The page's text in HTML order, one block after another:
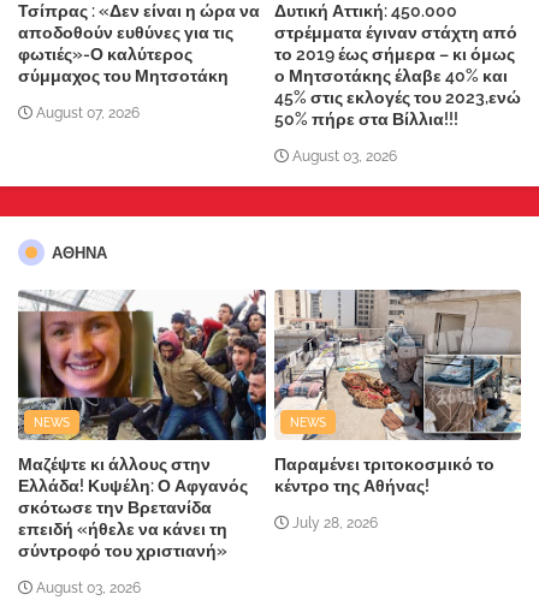
Τσίπρας : «Δεν είναι η ώρα να
αποδοθούν ευθύνες για τις
φωτιές»-Ο καλύτερος
σύμμαχος του Μητσοτάκη
August 07, 2026
Δυτική Αττική: 450.000
στρέμματα έγιναν στάχτη από
το 2019 έως σήμερα – κι όμως
ο Μητσοτάκης έλαβε 40% και
45% στις εκλογές του 2023,ενώ
50% πήρε στα Βίλλια!!!
August 03, 2026
ΑΘΗΝΑ
NEWS
Μαζέψτε κι άλλους στην
Ελλάδα! Κυψέλη: Ο Αφγανός
σκότωσε την Βρετανίδα
επειδή «ήθελε να κάνει τη
σύντροφό του χριστιανή»
August 03, 2026
NEWS
Παραμένει τριτοκοσμικό το
κέντρο της Αθήνας!
July 28, 2026